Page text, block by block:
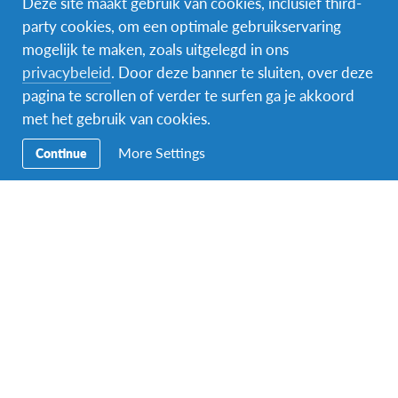
FacebookInstagramMessenger
Secundaire
Navigatie
Naar het buitenland
Word gastgezin
party cookies, om een optimale gebruikservaring
mogelijk te maken, zoals uitgelegd in ons
privacybeleid. Door deze banner te sluiten, over deze
pagina te scrollen of verder te surfen ga je akkoord
met het gebruik van cookies.
Continue More Settings